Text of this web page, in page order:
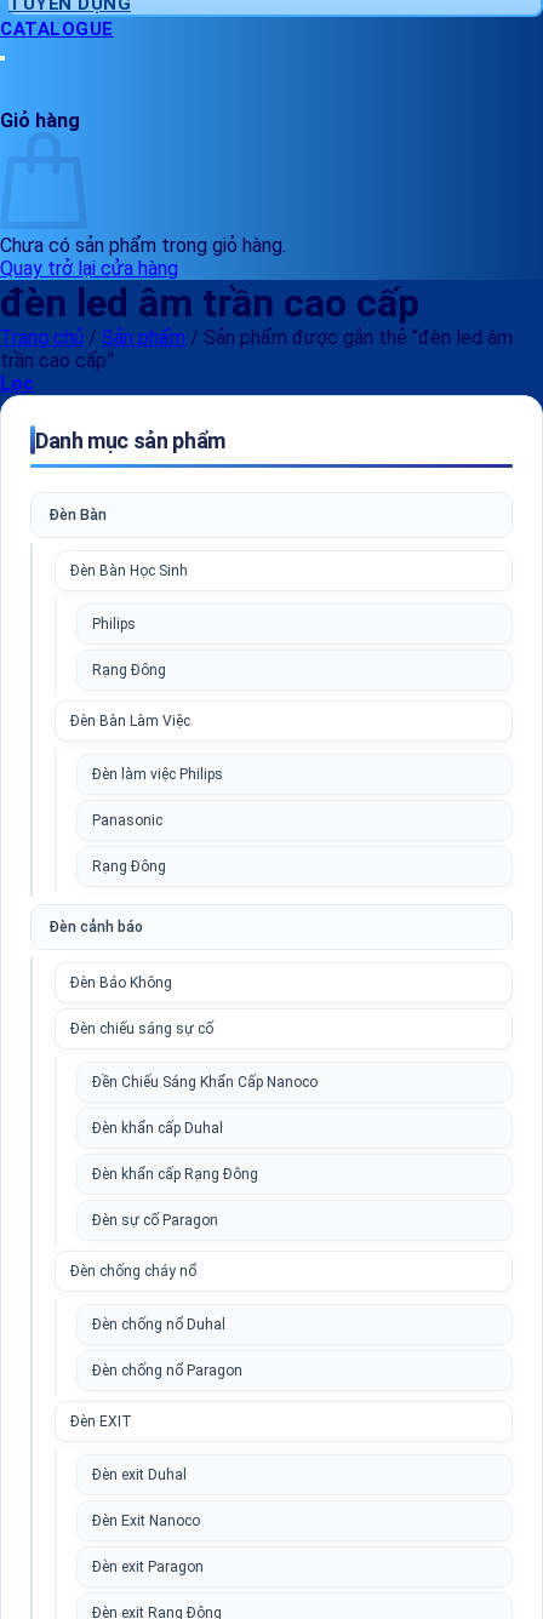
CATALOGUE
Giỏ hàng
Chưa có sản phẩm trong giỏ hàng.
Quay trở lại cửa hàng
đèn led âm trần cao cấp
Trang chủ / Sản phẩm / Sản phẩm được gắn thẻ “đèn led âm
trần cao cấp”
Lọc
Danh mục sản phẩm
Đèn Bàn
Đèn Bàn Học Sinh
Philips
Rạng Đông
Đèn Bàn Làm Việc
Đèn làm việc Philips
Panasonic
Rạng Đông
Đèn cảnh báo
Đèn Báo Không
Đèn chiếu sáng sự cố
Đền Chiếu Sáng Khẩn Cấp Nanoco
Đèn khẩn cấp Duhal
Đèn khẩn cấp Rạng Đông
Đèn sự cố Paragon
Đèn chống cháy nổ
Đèn chống nổ Duhal
Đèn chống nổ Paragon
Đèn EXIT
Đèn exit Duhal
Đèn Exit Nanoco
Đèn exit Paragon
Đèn exit Rạng Đông